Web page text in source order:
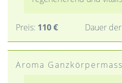
Dauer
Preis: 110 €
Aroma